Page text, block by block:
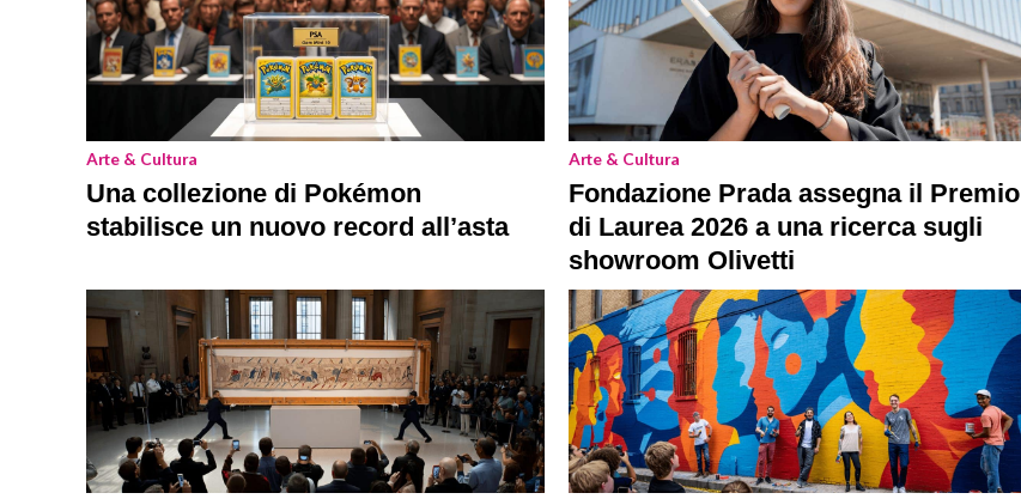
Arte & Cultura
Una collezione di Pokémon
stabilisce un nuovo record all’asta
Arte & Cultura
Fondazione Prada assegna il Premio
di Laurea 2026 a una ricerca sugli
showroom Olivetti